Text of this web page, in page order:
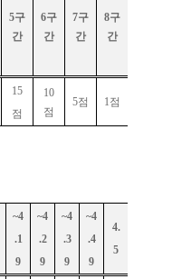
5구
간
6구
간
7구
간
8구
간
15
점
10
점
5점 1점
~4
.1
9
~4
.2
9
~4
.3
9
~4
.4
9
4.
5